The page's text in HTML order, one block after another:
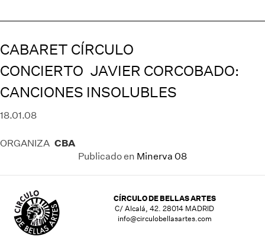
CABARET CÍRCULO
CONCIERTO JAVIER CORCOBADO:
CANCIONES INSOLUBLES
18.01.08
ORGANIZA CBA
Publicado en Minerva 08
CÍRCULO DE BELLAS ARTES
C/ Alcalá, 42. 28014 MADRID
info@circulobellasartes.com